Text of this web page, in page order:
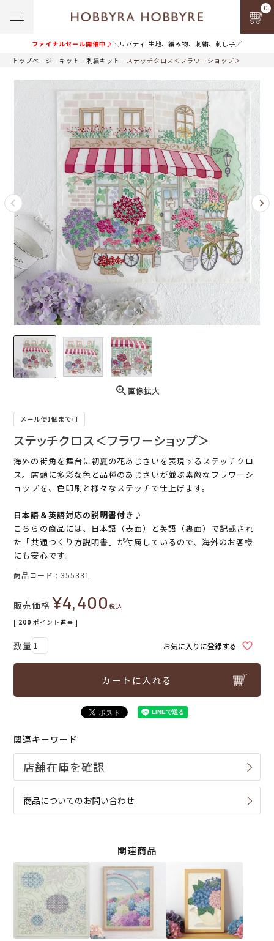
ファイナルセール開催中♪＼リバティ 生地、編み物、刺繍、刺し子／
0
トップページ キット 刺繍キット ステッチクロス＜フラワーショップ＞
画像拡大
メール便1個まで可
ステッチクロス＜フラワーショップ＞
海外の街角を舞台に初夏の花あじさいを表現するステッチクロ
ス。店頭に多彩な色と品種のあじさいが並ぶ素敵なフラワーシ
ョップを、色印刷と様々なステッチで仕上げます。
日本語＆英語対応の説明書付き♪
こちらの商品には、日本語（表面）と英語（裏面）で記載され
た「共通つくり方説明書」が付属しているので、海外のお客様
にも安心です。
商品コード 355331
販売価格 ¥4,400税込
[ 200 ポイント進呈 ]
お気に入りに登録する
カートに入れる
関連キーワード
商品についてのお問い合わせ
関連商品